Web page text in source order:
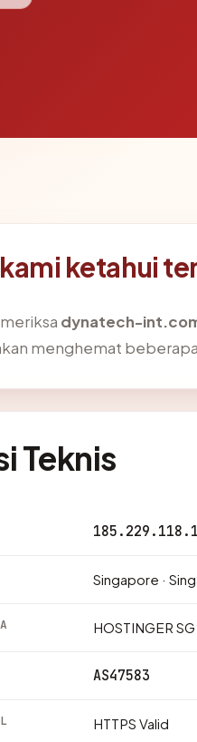
ketahui
dynatech-
menghemat
Teknis
Singapore ·
HOSTINGER SG
AS47583
HTTPS Valid